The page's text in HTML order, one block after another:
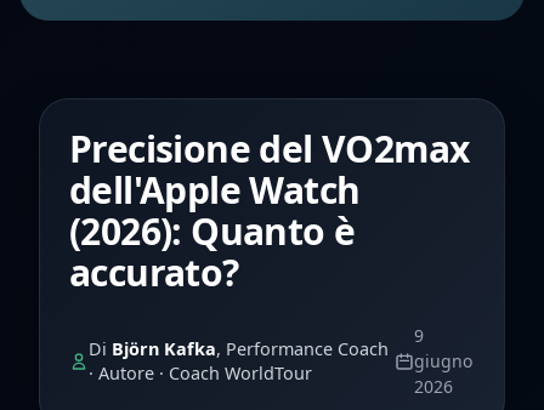
Precisione del VO2max
dell'Apple Watch
(2026): Quanto è
accurato?
Di Björn Kafka, Performance Coach
· Autore · Coach WorldTour
9
giugno
2026